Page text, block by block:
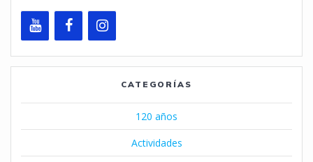
CATEGORÍAS
120 años
Actividades